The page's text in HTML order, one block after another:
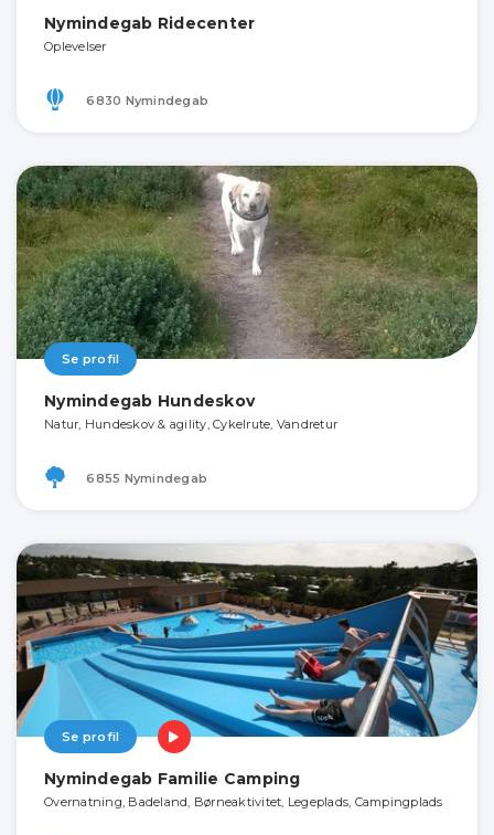
Nymindegab Ridecenter
Oplevelser
6830 Nymindegab
Se profil
Nymindegab Hundeskov
Natur, Hundeskov & agility, Cykelrute, Vandretur
6855 Nymindegab
Se profil
Nymindegab Familie Camping
Overnatning, Badeland, Børneaktivitet, Legeplads, Campingplads